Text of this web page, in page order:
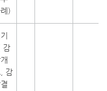
)
감
감